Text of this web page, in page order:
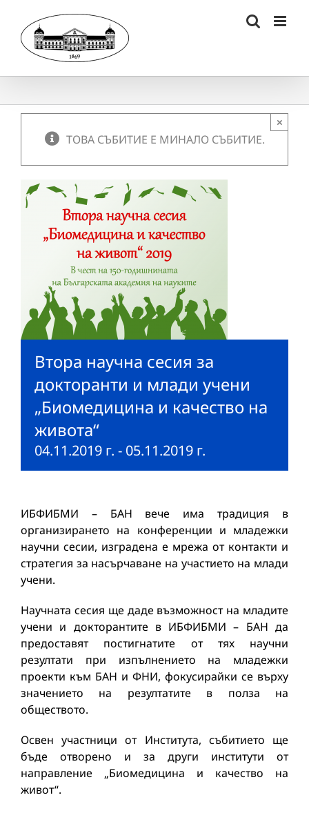
content
ТОВА СЪБИТИЕ Е МИНАЛО СЪБИТИЕ.
×
Втора научна сесия за
докторанти и млади учени
„Биомедицина и качество на
живота“
04.11.2019 г. - 05.11.2019 г.
ИБФИБМИ – БАН вече има традиция в
организирането на конференции и младежки
научни сесии, изградена е мрежа от контакти и
стратегия за насърчаване на участието на млади
учени.
Научната сесия ще даде възможност на младите
учени и докторантите в ИБФИБМИ – БАН да
предоставят постигнатите от тях научни
резултати при изпълнението на младежки
проекти към БАН и ФНИ, фокусирайки се върху
значението на резултатите в полза на
обществото.
Освен участници от Института, събитието ще
бъде отворено и за други институти от
направление „Биомедицина и качество на
живот“.